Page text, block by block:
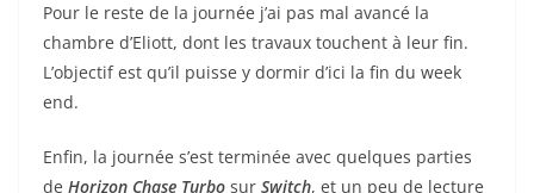
Pour le reste de la journée j’ai pas mal avancé la
chambre d’Eliott, dont les travaux touchent à leur fin.
L’objectif est qu’il puisse y dormir d’ici la fin du week
end.
Enfin, la journée s’est terminée avec quelques parties
de Horizon Chase Turbo sur Switch, et un peu de lecture